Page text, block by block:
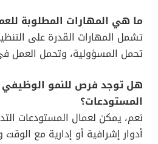
ما هي المهارات المطلوبة
تشمل المهارات القدرة على
تحمل المسؤولية، وتحمل العمل
هل توجد فرص للنمو
المستودعات؟
نعم، يمكن لعمال المستودعات
أدوار إشرافية أو إدارية مع الوقت